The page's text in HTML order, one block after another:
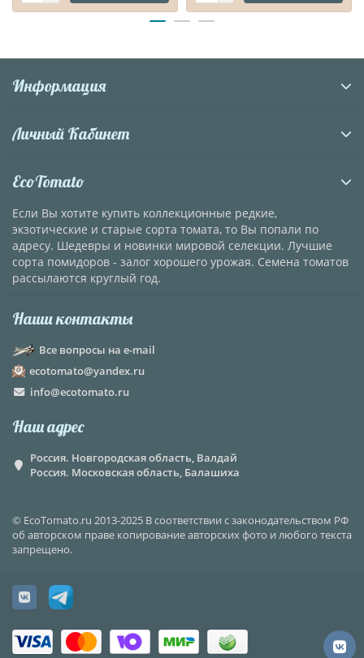
Информация
Личный Кабинет
EcoTomato
Если Вы хотите купить коллекционные редкие,
экзотические и старые сорта томата, то Вы попали по
адресу. Шедевры и новинки мировой селекции. Лучшие
сорта помидоров - залог хорошего урожая. Семена томатов
рассылаются круглый год.
Наши контакты
Все вопросы на e-mail
ecotomato@yandex.ru
info@ecotomato.ru
Наш адрес
Россия. Новгородская область, Валдай
Россия. Московская область, Балашиха
© EcoTomato.ru 2013-2025 В соответствии с законодательством РФ
об авторском праве копирование авторских фото и любого текста
запрещено.